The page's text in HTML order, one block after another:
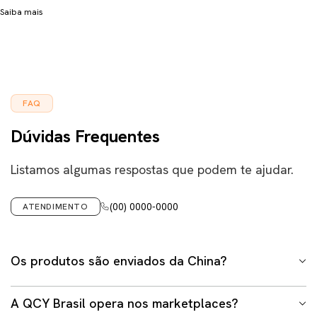
Saiba mais
FAQ
Dúvidas Frequentes
Listamos algumas respostas que podem te ajudar.
ATENDIMENTO (00) 0000-0000
Os produtos são enviados da China?
internacional em nosso site ou demais lojas oficiais
A QCY Brasil opera nos marketplaces?